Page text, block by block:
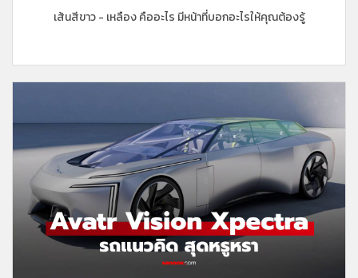
เส้นสีขาว - เหลือง คืออะไร มีหน้าที่บอกอะไรให้คุณต้องรู้